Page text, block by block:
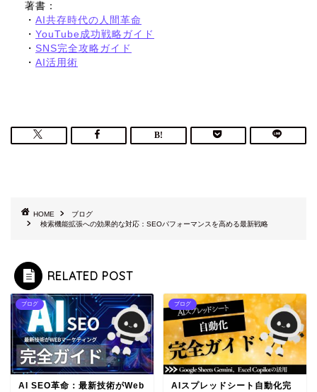
著書：
・ AI共存時代の人間革命
・ YouTube成功戦略ガイド
・ SNS完全攻略ガイド
・ AI活用術
HOME
ブログ
検索機能拡張への効果的な対応：SEOパフォーマンスを高める最新戦略
RELATED POST
ブログ
AI SEO革命：最新技術がWeb
ブログ
AIスプレッドシート自動化完